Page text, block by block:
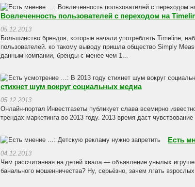
Вовлеченность пользователей с переходом на
05.12.2013
Большинство брендов, которые начали употреблять Timeline,
пользователей. ко такому выводу пришла общество Simply
данным компании, бренды с менее чем 1...
стихнет шум вокруг социальных медиа
05.12.2013
Онлайн-портал Инвестгазеты публикует слава всемирно
трендах маркетинга во 2013 году. 2013 время даст
Есть
04.12.2013
Чем рассчитанная на детей хвала — объявление унылых
банального мошенничества? Ну, серьёзно, зачем лгать